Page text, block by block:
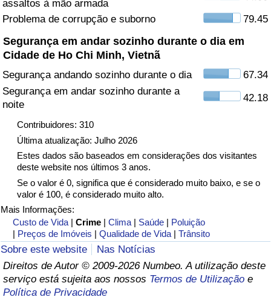
assaltos à mão armada
Problema de corrupção e suborno
79.45
Segurança em andar sozinho durante o dia em
Cidade de Ho Chi Minh, Vietnã
Segurança andando sozinho durante o dia
67.34
Segurança em andar sozinho durante a
noite
42.18
Contribuidores: 310
Última atualização: Julho 2026
Estes dados são baseados em considerações dos visitantes
deste website nos últimos 3 anos.
Se o valor é 0, significa que é considerado muito baixo, e se o
valor é 100, é considerado muito alto.
Mais Informações:
Custo de Vida |Crime |Clima | Saúde | Poluição
| Preços de Imóveis |Qualidade de Vida |Trânsito
Sobre este website
Nas Notícias
Direitos de Autor © 2009-2026 Numbeo. A utilização deste
serviço está sujeita aos nossos Termos de Utilização e
Política de Privacidade
Trânsito
Indicador de Trânsito
Indicador de Trânsito (Atual)
Indicador de Trânsito por País